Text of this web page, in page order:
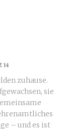
14
zuhause.
sie
– und es ist